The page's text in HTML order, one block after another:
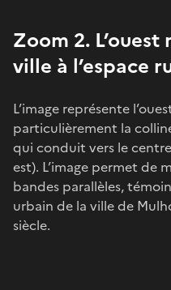
Zoom 2.
ville à l’espace
L’image représente
particulièrement la
qui conduit vers le
est). L’image permet de
bandes parallèles,
urbain de la ville de
siècle.